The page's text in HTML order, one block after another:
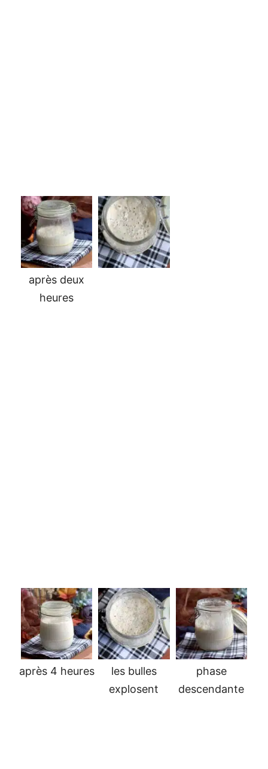
après deux
heures
après 4 heures
les bulles
explosent
phase
descendante